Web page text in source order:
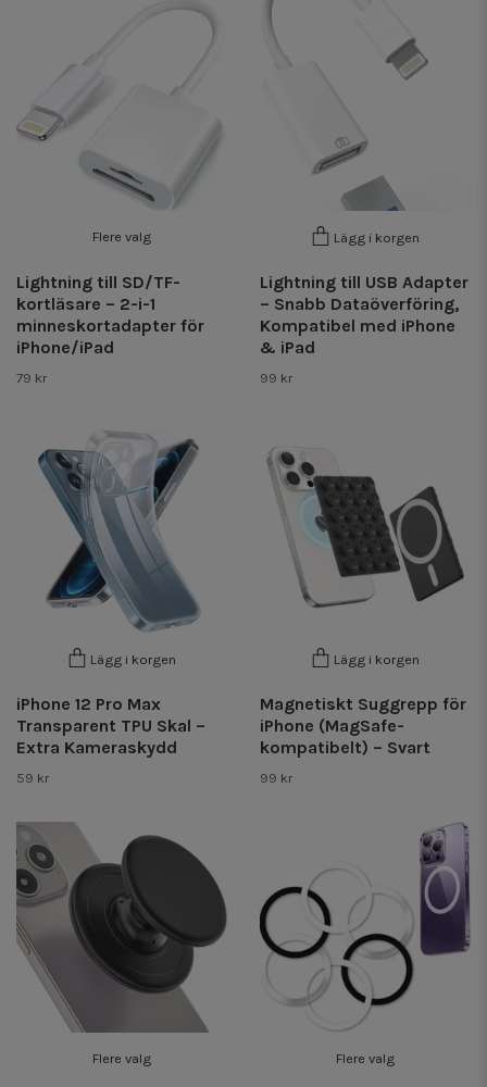
Flere valg
Lightning till SD/TF-
kortläsare – 2-i-1
minneskortadapter för
iPhone/iPad
79 kr
Lägg i korgen
Lightning till USB Adapter
– Snabb Dataöverföring,
Kompatibel med iPhone
& iPad
99 kr
Lägg i korgen
iPhone 12 Pro Max
Transparent TPU Skal –
Extra Kameraskydd
59 kr
Lägg i korgen
Magnetiskt Suggrepp för
iPhone (MagSafe-
kompatibelt) – Svart
99 kr
Flere valg Flere valg